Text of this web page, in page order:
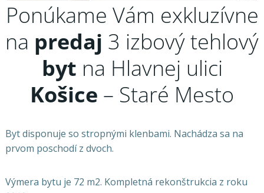
Ponúkame Vám exkluzívne
na predaj 3 izbový tehlový
byt na Hlavnej ulici
Košice – Staré Mesto
Byt disponuje so stropnými klenbami. Nachádza sa na
prvom poschodí z dvoch.
Výmera bytu je 72 m2. Kompletná rekonštrukcia z roku